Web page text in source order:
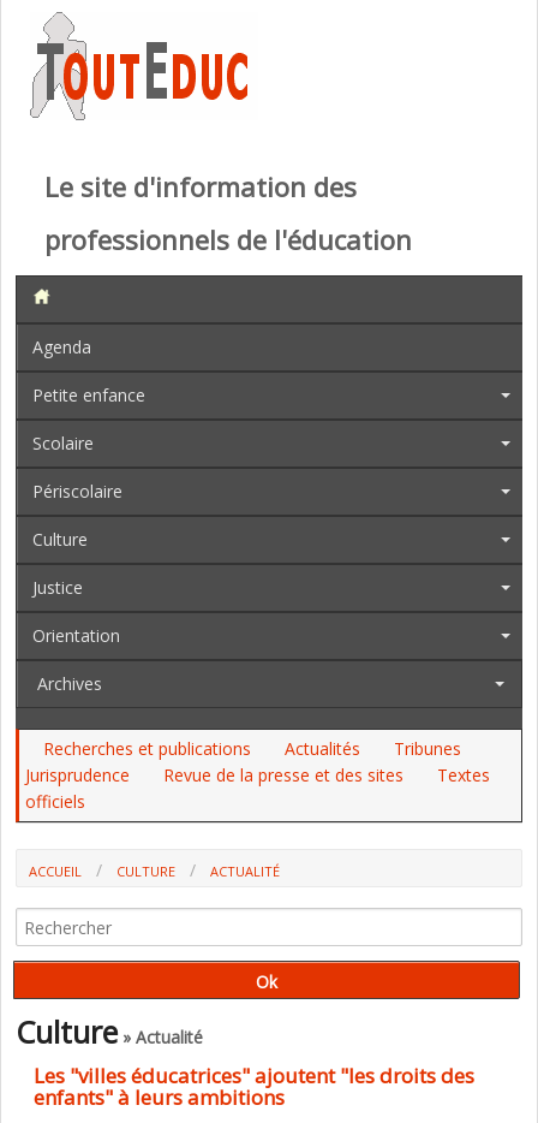
Le site d'information des
professionnels de l'éducation
Agenda
Petite enfance
Scolaire
Périscolaire
Culture
Justice
Orientation
Archives
Recherches et publications Actualités
Tribunes
Jurisprudence
Revue de la presse et des sites
Textes
officiels
ACCUEIL CULTURE ACTUALITÉ
Culture» Actualité
Les "villes éducatrices" ajoutent "les droits des
enfants" à leurs ambitions